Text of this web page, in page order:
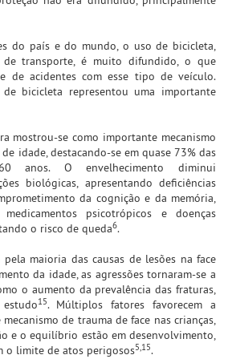
do país e do mundo, o uso de bicicleta,
transporte, é muito difundido, o que
de acidentes com esse tipo de veículo.
bicicleta representou uma importante
mostrou-se como importante mecanismo
idade, destacando-se em quase 73% das
anos. O envelhecimento diminui
biológicas, apresentando deficiências
da cognição e da memória,
psicotrópicos e doenças
o risco de queda6.
maioria das causas de lesões na face
da idade, as agressões tornaram-se a
o aumento da prevalência das fraturas,
15. Múltiplos fatores favorecem a
de trauma de face nas crianças,
e o equilíbrio estão em desenvolvimento,
o limite de atos perigosos5,15.